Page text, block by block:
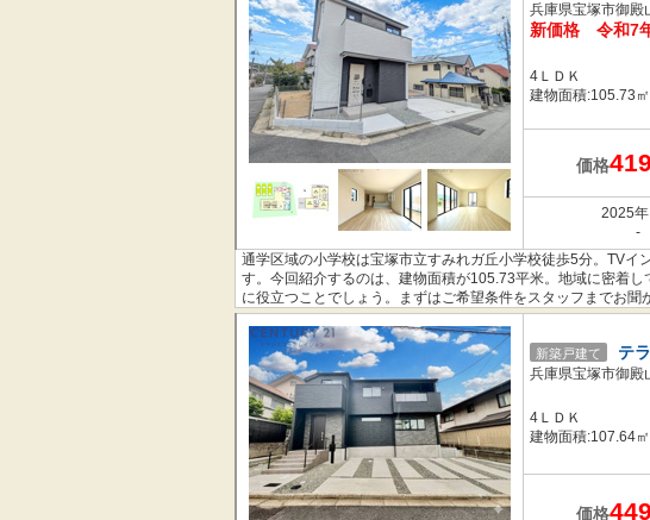
兵庫県宝塚市御殿
新価格 令和7
4ＬＤＫ
建物面積:105.73㎡
価格
2025年
-
通学区域の小学校は宝塚市立すみれガ丘小学校徒歩5分。TV
す。今回紹介するのは、建物面積が105.73平米。地域に密着
に役立つことでしょう。まずはご希望条件をスタッフまでお聞
新築戸建て テ
兵庫県宝塚市御殿
4ＬＤＫ
建物面積:107.64㎡
価格